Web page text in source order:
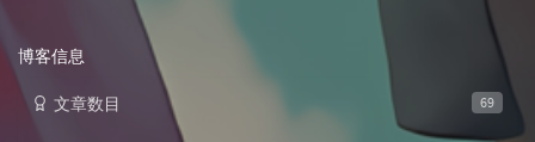
博客信息
69
文章数目